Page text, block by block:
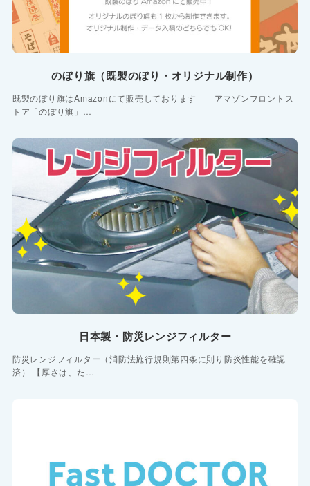
のぼり旗（既製のぼり・オリジナル制作）
既製のぼり旗はAmazonにて販売しております アマゾンフロントス
トア「のぼり旗」…
日本製・防災レンジフィルター
防災レンジフィルター（消防法施行規則第四条に則り防炎性能を確認
済） 【厚さは、た…